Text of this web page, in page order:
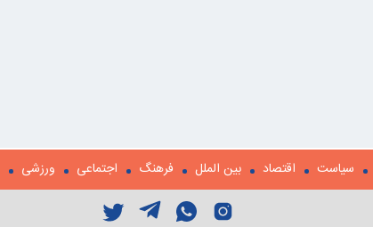
سیاست اقتصاد بین الملل فرهنگ اجتماعی ورزشی